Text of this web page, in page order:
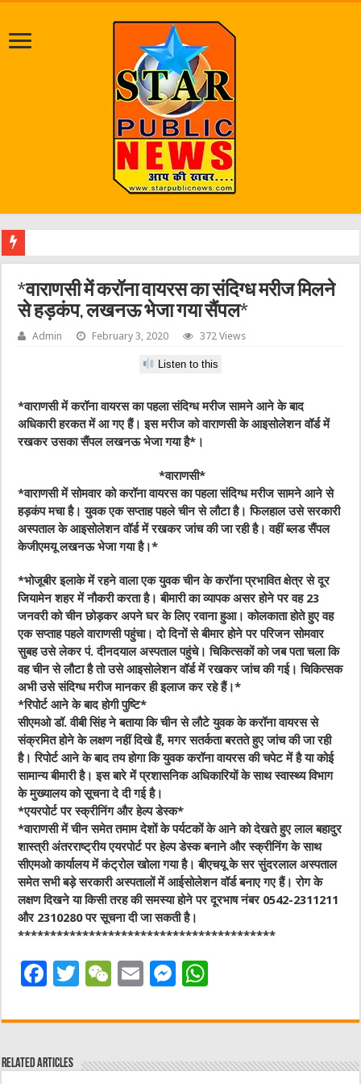
*वाराणसी में करॉना वायरस का संदिग्ध मरीज मिलने
से हड़कंप, लखनऊ भेजा गया सैंपल*
Admin February 3, 2020 372 Views
Listen to this
*वाराणसी में करॉना वायरस का पहला संदिग्‍ध मरीज सामने आने के बाद
अधिकारी हरकत में आ गए हैं। इस मरीज को वाराणसी के आइसोलेशन वॉर्ड में
रखकर उसका सैंपल लखनऊ भेजा गया है*।
*वाराणसी*
*वाराणसी में सोमवार को करॉना वायरस का पहला संदिग्‍ध मरीज सामने आने से
हड़कंप मचा है। युवक एक सप्‍ताह पहले चीन से लौटा है। फिलहाल उसे सरकारी
अस्‍पताल के आइसोलेशन वॉर्ड में रखकर जांच की जा रही है। वहीं ब्‍लड सैंपल
केजीएमयू लखनऊ भेजा गया है।*
*भोजूबीर इलाके में रहने वाला एक युवक चीन के करॉना प्रभावित क्षेत्र से दूर
जियामेन शहर में नौकरी करता है। बीमारी का व्‍यापक असर होने पर वह 23
जनवरी को चीन छोड़कर अपने घर के लिए रवाना हुआ। कोलकाता होते हुए वह
एक सप्‍ताह पहले वाराणसी पहुंचा। दो दिनों से बीमार होने पर परिजन सोमवार
सुबह उसे लेकर पं. दीनदयाल अस्‍पताल पहुंचे। चिकित्‍सकों को जब पता चला कि
वह चीन से लौटा है तो उसे आइसोलेशन वॉर्ड में रखकर जांच की गई। चिकित्‍सक
अभी उसे संदिग्‍ध मरीज मानकर ही इलाज कर रहे हैं।*
*रिपोर्ट आने के बाद होगी पुष्टि*
सीएमओ डॉ. वीबी सिंह ने बताया कि चीन से लौटे युवक के करॉना वायरस से
संक्रमित होने के लक्षण नहीं दिखे हैं, मगर सतर्कता बरतते हुए जांच की जा रही
है। रिपोर्ट आने के बाद तय होगा कि युवक करॉना वायरस की चपेट में है या कोई
सामान्‍य बीमारी है। इस बारे में प्रशासनिक अधिकारियों के साथ स्‍वास्‍थ्‍य विभाग
के मुख्‍यालय को सूचना दे दी गई है।
*एयरपोर्ट पर स्‍क्रीनिंग और हेल्प डेस्क*
*वाराणसी में चीन समेत तमाम देशों के पर्यटकों के आने को देखते हुए लाल बहादुर
शास्‍त्री अंतरराष्‍ट्रीय एयरपोर्ट पर हेल्‍प डेस्‍क बनाने और स्‍क्रीनिंग के साथ
सीएमओ कार्यालय में कंट्रोल खोला गया है। बीएचयू के सर सुंदरलाल अस्‍पताल
समेत सभी बड़े सरकारी अस्‍पतालों में आईसोलेशन वॉर्ड बनाए गए हैं। रोग के
लक्षण दिखने या किसी तरह की समस्‍या होने पर दूरभाष नंबर 0542-2311211
और 2310280 पर सूचना दी जा सकती है।
****************************************
F
c
e
b
T
it
r
W
C
at
E
ai
M
ss
n
at
A
Related Articles